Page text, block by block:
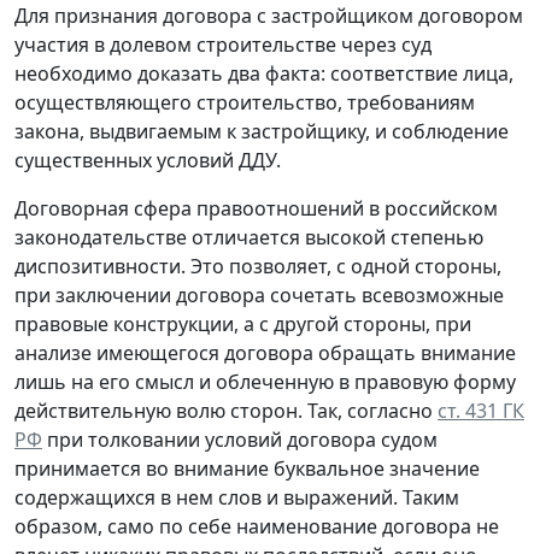
Для признания договора с застройщиком договором
участия в долевом строительстве через суд
необходимо доказать два факта: соответствие лица,
осуществляющего строительство, требованиям
закона, выдвигаемым к застройщику, и соблюдение
существенных условий ДДУ.
Договорная сфера правоотношений в российском
законодательстве отличается высокой степенью
диспозитивности. Это позволяет, с одной стороны,
при заключении договора сочетать всевозможные
правовые конструкции, а с другой стороны, при
анализе имеющегося договора обращать внимание
лишь на его смысл и облеченную в правовую форму
действительную волю сторон. Так, согласно ст. 431 ГК
РФ при толковании условий договора судом
принимается во внимание буквальное значение
содержащихся в нем слов и выражений. Таким
образом, само по себе наименование договора не